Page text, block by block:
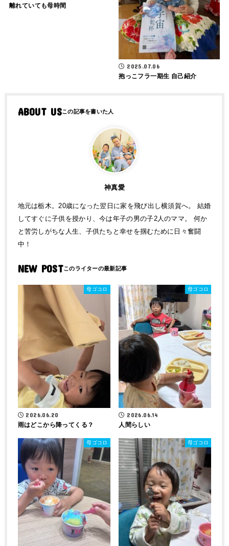
離れていても母時間
2025.07.06
抱っこフラ一期生 自己紹介
ABOUT US
神真愛
地元は栃木。20歳になった翌日に家を飛び出し横須賀へ。 結婚
してすぐに子供を授かり、今は年子の男の子2人のママ。 何か
と苦労しがちな人生、子供たちと幸せを掴むために日々奮闘
中！
NEW POST
母ゴコロ
2026.06.20
雨はどこから降ってくる？
母ゴコロ
2026.06.14
人間らしい
母ゴコロ 母ゴコロ